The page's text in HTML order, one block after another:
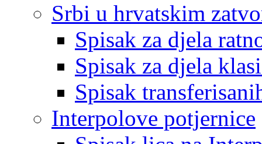
Srbi u hrvatskim
Spisak za djela
Spisak za djela
Spisak
Interpolove potjernice